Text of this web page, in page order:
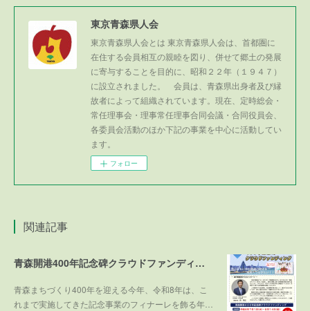
東京青森県人会
東京青森県人会とは 東京青森県人会は、首都圏に
在住する会員相互の親睦を図り、併せて郷土の発展
に寄与することを目的に、昭和２２年（１９４７）
に設立されました。 会員は、青森県出身者及び縁
故者によって組織されています。現在、定時総会・
常任理事会・理事常任理事合同会議・合同役員会、
各委員会活動のほか下記の事業を中心に活動してい
ます。
フォロー
関連記事
青森開港400年記念碑クラウドファンディング
青森まちづくり400年を迎える今年、令和8年は、こ
れまで実施してきた記念事業のフィナーレを飾る年…